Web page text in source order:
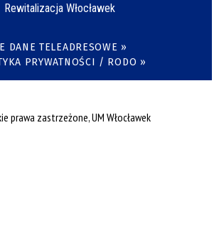
Rewitalizacja Włocławek
DANE TELEADRESOWE »
PRYWATNOŚCI / RODO »
prawa zastrzeżone, UM Włocławek